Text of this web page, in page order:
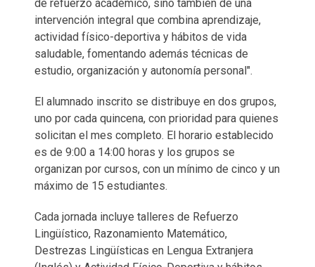
de refuerzo académico, sino también de una
intervención integral que combina aprendizaje,
actividad físico-deportiva y hábitos de vida
saludable, fomentando además técnicas de
estudio, organización y autonomía personal".
El alumnado inscrito se distribuye en dos grupos,
uno por cada quincena, con prioridad para quienes
solicitan el mes completo. El horario establecido
es de 9:00 a 14:00 horas y los grupos se
organizan por cursos, con un mínimo de cinco y un
máximo de 15 estudiantes.
Cada jornada incluye talleres de Refuerzo
Lingüístico, Razonamiento Matemático,
Destrezas Lingüísticas en Lengua Extranjera